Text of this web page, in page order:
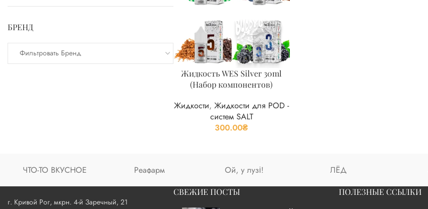
БРЕНД
Фильтровать Бренд
Жидкость WES Silver 30ml
(Набор компонентов)
Жидкости,Жидкости для POD -
систем SALT
300.00₴
ЧТО-ТО ВКУСНОЕ Реафарм Ой, у лузі! ЛЁД
г. Кривой Рог, мкрн. 4-й Заречный, 21
СВЕЖИЕ ПОСТЫ
ПОЛЕЗНЫЕ ССЫЛКИ